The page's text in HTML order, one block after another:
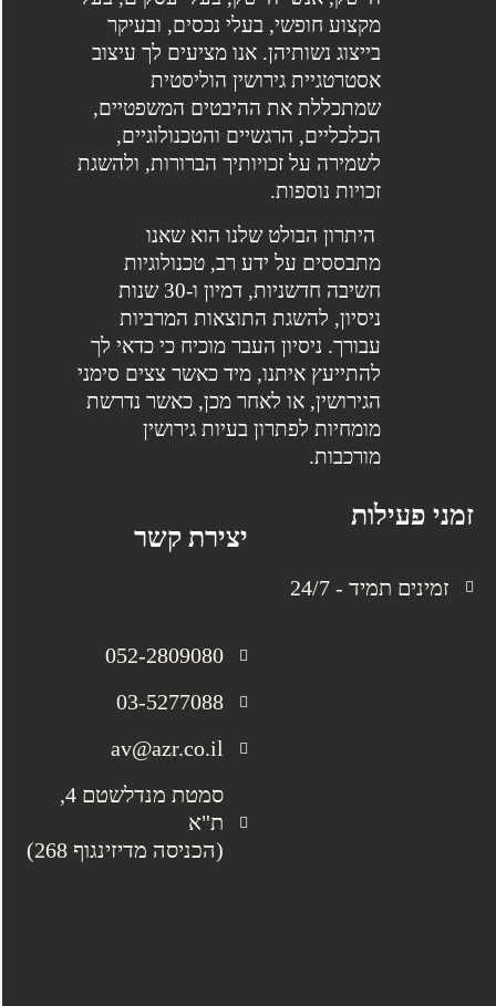
מקצוע חופשי, בעלי נכסים, ובעיקר
בייצוג נשותיהן. אנו מציעים לך עיצוב
אסטרטגיית גירושין הוליסטית
שמתכללת את ההיבטים המשפטיים,
הכלכליים, הרגשיים והטכנולוגיים,
לשמירה על זכויותיך הברורות, ולהשגת
זכויות נוספות.
היתרון הבולט שלנו הוא שאנו
מתבססים על ידע רב, טכנולוגיות
חשיבה חדשניות, דמיון ו-30 שנות
ניסיון, להשגת התוצאות המרביות
עבורך. ניסיון העבר מוכיח כי כדאי לך
להתייעץ איתנו, מיד כאשר צצים סימני
הגירושין, או לאחר מכן, כאשר נדרשת
מומחיות לפתרון בעיות גירושין
מורכבות.
זמני פעילות
זמינים תמיד - 24/7
יצירת קשר
052-2809080
03-5277088
av@azr.co.il
סמטת מנדלשטם 4,
ת"א
(הכניסה מדיזינגוף 268)